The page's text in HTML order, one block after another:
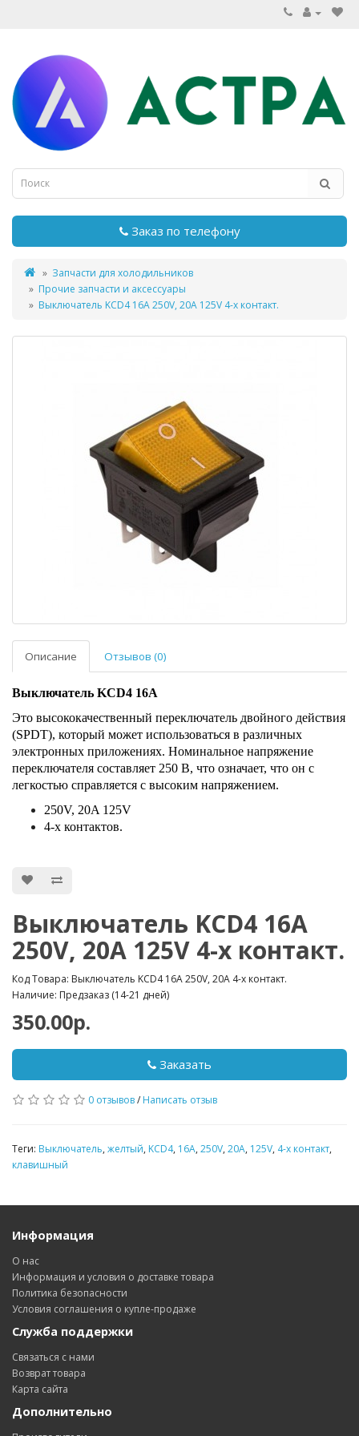
Заказ по телефону
Запчасти для холодильников
Прочие запчасти и аксессуары
Выключатель KCD4 16А 250V, 20A 125V 4-х контакт.
Описание Отзывов (0)
Выключатель KCD4 16А
Это высококачественный переключатель двойного действия
(SPDT), который может использоваться в различных
электронных приложениях. Номинальное напряжение
переключателя составляет 250 В, что означает, что он с
легкостью справляется с высоким напряжением.
250V, 20A 125V
4-х контактов.
Выключатель KCD4 16А
250V, 20A 125V 4-х контакт.
Код Товара: Выключатель KCD4 16А 250V, 20A 4-х контакт.
Наличие: Предзаказ (14-21 дней)
350.00р.
Заказать
0 отзывов/ Написать отзыв
Теги: Выключатель, желтый, KCD4, 16А, 250V, 20A, 125V, 4-х контакт,
клавишный
Информация
О нас
Информация и условия о доставке товара
Политика безопасности
Условия соглашения о купле-продаже
Служба поддержки
Связаться с нами
Возврат товара
Карта сайта
Дополнительно